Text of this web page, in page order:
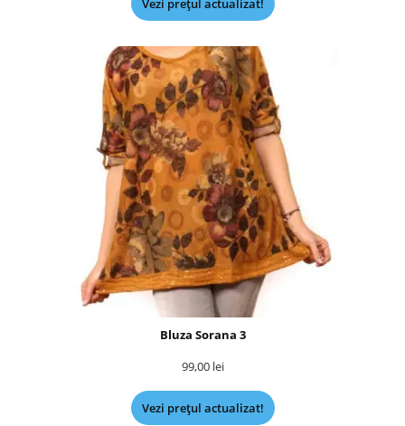
Vezi prețul actualizat!
Bluza Sorana 3
99,00 lei
Vezi prețul actualizat!